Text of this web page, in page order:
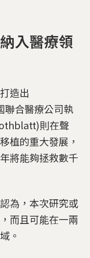
入醫療領
造出
聯合醫療公司執
則在聲
植的重大發展，
將能夠拯救數千
為，本次研究或
而且可能在一兩
。